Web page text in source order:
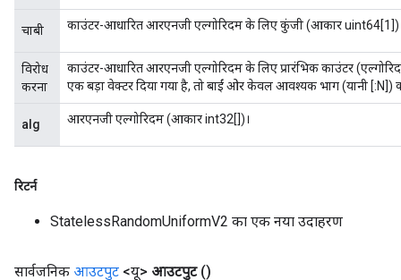
चाबी काउंटर-आधारित आरएनजी एल्गोरिदम के लिए कुंजी (आकार
विरोध
करना
काउंटर-आधारित आरएनजी एल्गोरिदम के लिए प्रारंभिक काउंटर
एक बड़ा वेक्टर दिया गया है, तो बाईं ओर केवल आवश्यक भाग (यानी [:N])
alg आरएनजी एल्गोरिदम (आकार int32[])।
रिटर्न
StatelessRandomUniformV2 का एक नया उदाहरण
सार्वजनिक आउटपुट <यू> आउटपुट ()